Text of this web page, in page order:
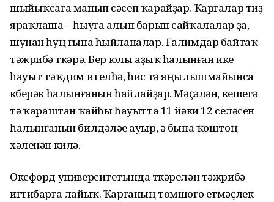
шыйыҡсаға манып сәсеп ҡарайҙар. Ҡарғалар тиҙ
яраҡлаша – һыуға алып барып сайҡалалар ҙа,
шунан һуң ғына һыйланалар. Ғалимдар байтаҡ
тәжрибә үткәрә. Бер юлы аҙыҡ һалынған ике
һауыт тәҡдим ителһә, һис тә яңылышмайынса
күберәк һалынғанын һайлайҙар. Мәҫәлән, кешегә
тәү ҡараштан ҡайһы һауытта 11 йәки 12 селәүсен
һалынғанын билдәләүе ауыр, ә бына ҡоштоң
хәленән килә.
Оксфорд университетында үткәрелән тәжрибә
иғтибарға лайыҡ. Ҡарғаның томшоғо етмәҫлек